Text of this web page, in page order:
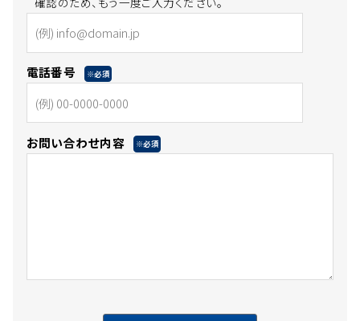
電話番号 ※必須
お問い合わせ内容 ※必須